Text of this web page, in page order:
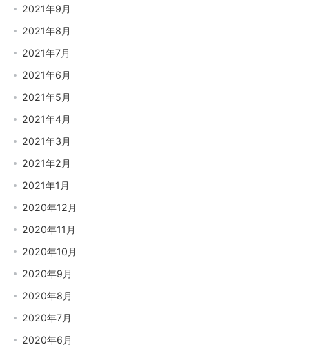
2021年9月
2021年8月
2021年7月
2021年6月
2021年5月
2021年4月
2021年3月
2021年2月
2021年1月
2020年12月
2020年11月
2020年10月
2020年9月
2020年8月
2020年7月
2020年6月